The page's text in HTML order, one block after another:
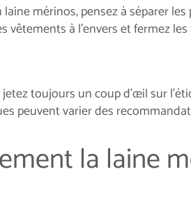
mérinos, pensez à séparer
à l’envers et fermez
jetez toujours un coup d'œil sur
peuvent varier des
la laine